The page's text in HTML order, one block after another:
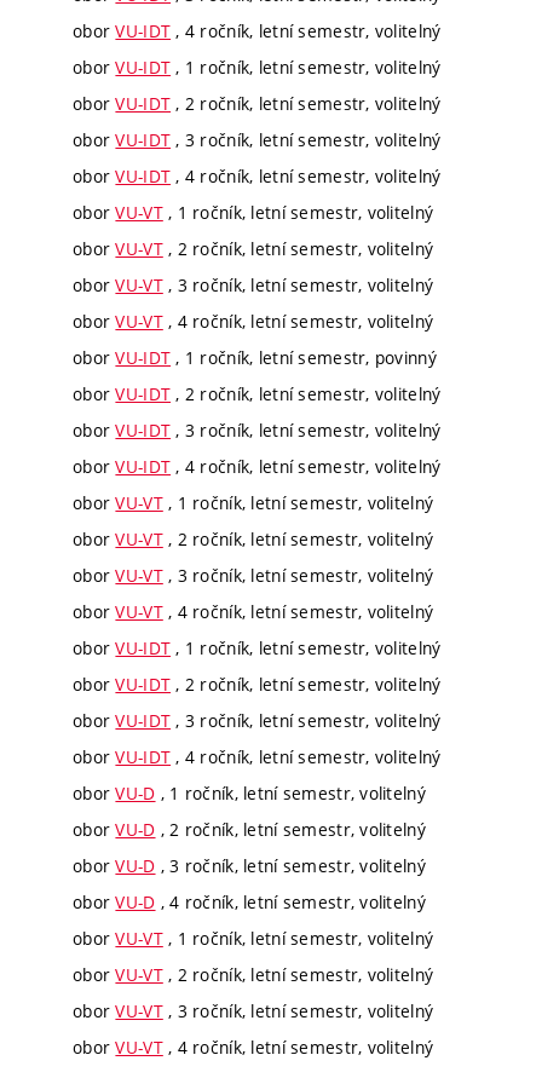
oborVU-IDT , 4 ročník, letní semestr, volitelný
oborVU-IDT , 1 ročník, letní semestr, volitelný
oborVU-IDT , 2 ročník, letní semestr, volitelný
oborVU-IDT , 3 ročník, letní semestr, volitelný
oborVU-IDT , 4 ročník, letní semestr, volitelný
oborVU-VT, 1 ročník, letní semestr, volitelný
oborVU-VT, 2 ročník, letní semestr, volitelný
oborVU-VT, 3 ročník, letní semestr, volitelný
oborVU-VT, 4 ročník, letní semestr, volitelný
oborVU-IDT , 1 ročník, letní semestr, povinný
oborVU-IDT , 2 ročník, letní semestr, volitelný
oborVU-IDT , 3 ročník, letní semestr, volitelný
oborVU-IDT , 4 ročník, letní semestr, volitelný
oborVU-VT, 1 ročník, letní semestr, volitelný
oborVU-VT, 2 ročník, letní semestr, volitelný
oborVU-VT, 3 ročník, letní semestr, volitelný
oborVU-VT, 4 ročník, letní semestr, volitelný
oborVU-IDT , 1 ročník, letní semestr, volitelný
oborVU-IDT , 2 ročník, letní semestr, volitelný
oborVU-IDT , 3 ročník, letní semestr, volitelný
oborVU-IDT , 4 ročník, letní semestr, volitelný
oborVU-D , 1 ročník, letní semestr, volitelný
oborVU-D , 2 ročník, letní semestr, volitelný
oborVU-D , 3 ročník, letní semestr, volitelný
oborVU-D , 4 ročník, letní semestr, volitelný
oborVU-VT, 1 ročník, letní semestr, volitelný
oborVU-VT, 2 ročník, letní semestr, volitelný
oborVU-VT, 3 ročník, letní semestr, volitelný
oborVU-VT, 4 ročník, letní semestr, volitelný